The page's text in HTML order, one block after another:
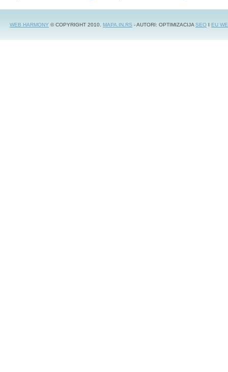
WEB HARMONY © COPYRIGHT 2010. MAPA.IN.RS - AUTORI: OPTIMIZACIJASEO I EU